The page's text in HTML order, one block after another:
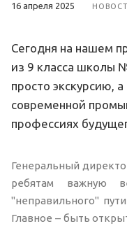
16 апреля 2025
Сегодня на нашем
из 9 класса школы
просто экскурсию,
современной
профессиях
Генеральный
ребятам важную
"неправильного"
Главное – быть